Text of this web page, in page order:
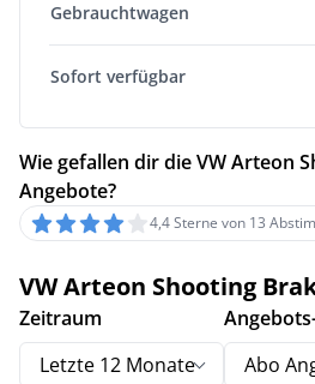
Gebrauchtwagen
Sofort verfügbar
Wie gefallen dir die VW Arteon
Angebote?
4,4 Sterne von 13
VW Arteon Shooting
Zeitraum
Letzte 12 Monate
Abo